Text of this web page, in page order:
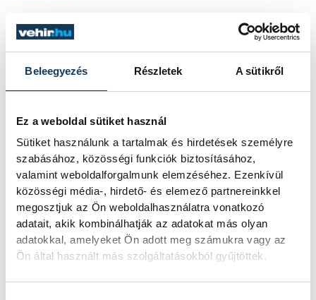
Beleegyezés Részletek A sütikről
Ez a weboldal sütiket használ
Sütiket használunk a tartalmak és hirdetések személyre
szabásához, közösségi funkciók biztosításához,
valamint weboldalforgalmunk elemzéséhez. Ezenkívül
közösségi média-, hirdető- és elemező partnereinkkel
megosztjuk az Ön weboldalhasználatra vonatkozó
adatait, akik kombinálhatják az adatokat más olyan
adatokkal, amelyeket Ön adott meg számukra vagy az
Ön által használt más szolgáltatásokból gyűjtöttek.